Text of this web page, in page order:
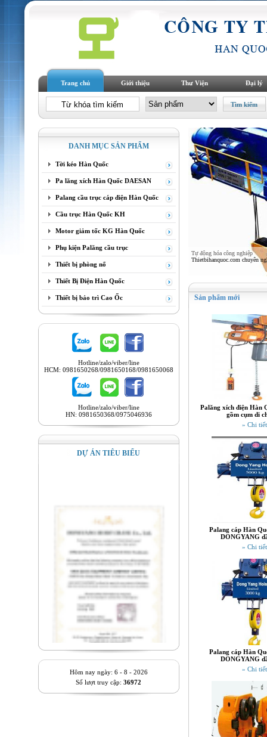
Trang chủ Giới thiệu Thư Viện Đại lý
DANH MỤC SẢN PHẨM
Tời kéo Hàn Quốc
Pa lăng xích Hàn Quốc DAESAN
Palang cầu trục cáp điện Hàn Quốc
Cầu trục Hàn Quốc KH
Motor giảm tốc KG Hàn Quốc
Phụ kiện Palăng cầu trục
Thiết bị phòng nổ
Thiết Bị Điện Hàn Quốc
Thiết bị bảo trì Cao Ốc
Hotline/zalo/viber/line
HCM: 0981650268/0981650168/0981650068
Hotline/zalo/viber/line
HN: 0981650368/0975046936
DỰ ÁN TIÊU BIỂU
Hôm nay ngày: 6 - 8 - 2026
Số lượt truy cập:36972
Tự động hóa công nghiệp
Thietbihanquoc.com chuyên
Sản phẩm mới
Palăng xích điện Hàn
gồm cụm di
» Chi tiết
Palang cáp Hàn
DONGYANG
» Chi tiết
Palang cáp Hàn
DONGYANG
» Chi tiết